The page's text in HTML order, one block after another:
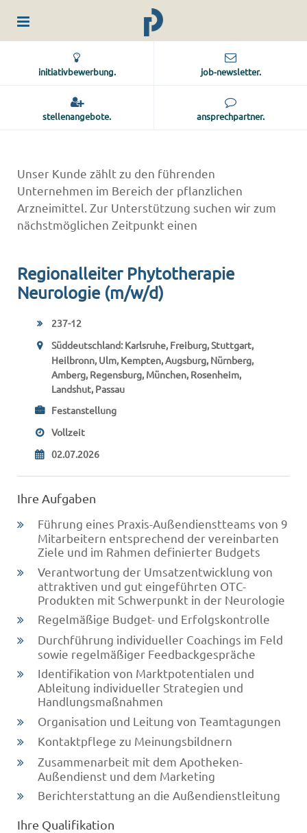
initiativbewerbung. job-newsletter.
stellenangebote. ansprechpartner.
Unser Kunde zählt zu den führenden
Unternehmen im Bereich der pflanzlichen
Arzneimittel. Zur Unterstützung suchen wir zum
nächstmöglichen Zeitpunkt einen
Regionalleiter Phytotherapie
Neurologie (m/w/d)
237-12
Süddeutschland: Karlsruhe, Freiburg, Stuttgart,
Heilbronn, Ulm, Kempten, Augsburg, Nürnberg,
Amberg, Regensburg, München, Rosenheim,
Landshut, Passau
Festanstellung
Vollzeit
02.07.2026
Ihre Aufgaben
Führung eines Praxis-Außendienstteams von 9
Mitarbeitern entsprechend der vereinbarten
Ziele und im Rahmen definierter Budgets
Verantwortung der Umsatzentwicklung von
attraktiven und gut eingeführten OTC-
Produkten mit Schwerpunkt in der Neurologie
Regelmäßige Budget- und Erfolgskontrolle
Durchführung individueller Coachings im Feld
sowie regelmäßiger Feedbackgespräche
Identifikation von Marktpotentialen und
Ableitung individueller Strategien und
Handlungsmaßnahmen
Organisation und Leitung von Teamtagungen
Kontaktpflege zu Meinungsbildnern
Zusammenarbeit mit dem Apotheken-
Außendienst und dem Marketing
Berichterstattung an die Außendienstleitung
Ihre Qualifikation